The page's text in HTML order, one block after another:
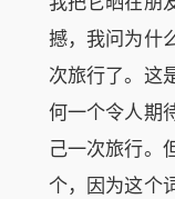
撼，我问为什
次旅行了。这
何一个令人期
己一次旅行。
个，因为这个